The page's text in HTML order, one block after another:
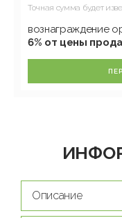
Точная сумма будет
вознаграждение
6% от цены
Описание